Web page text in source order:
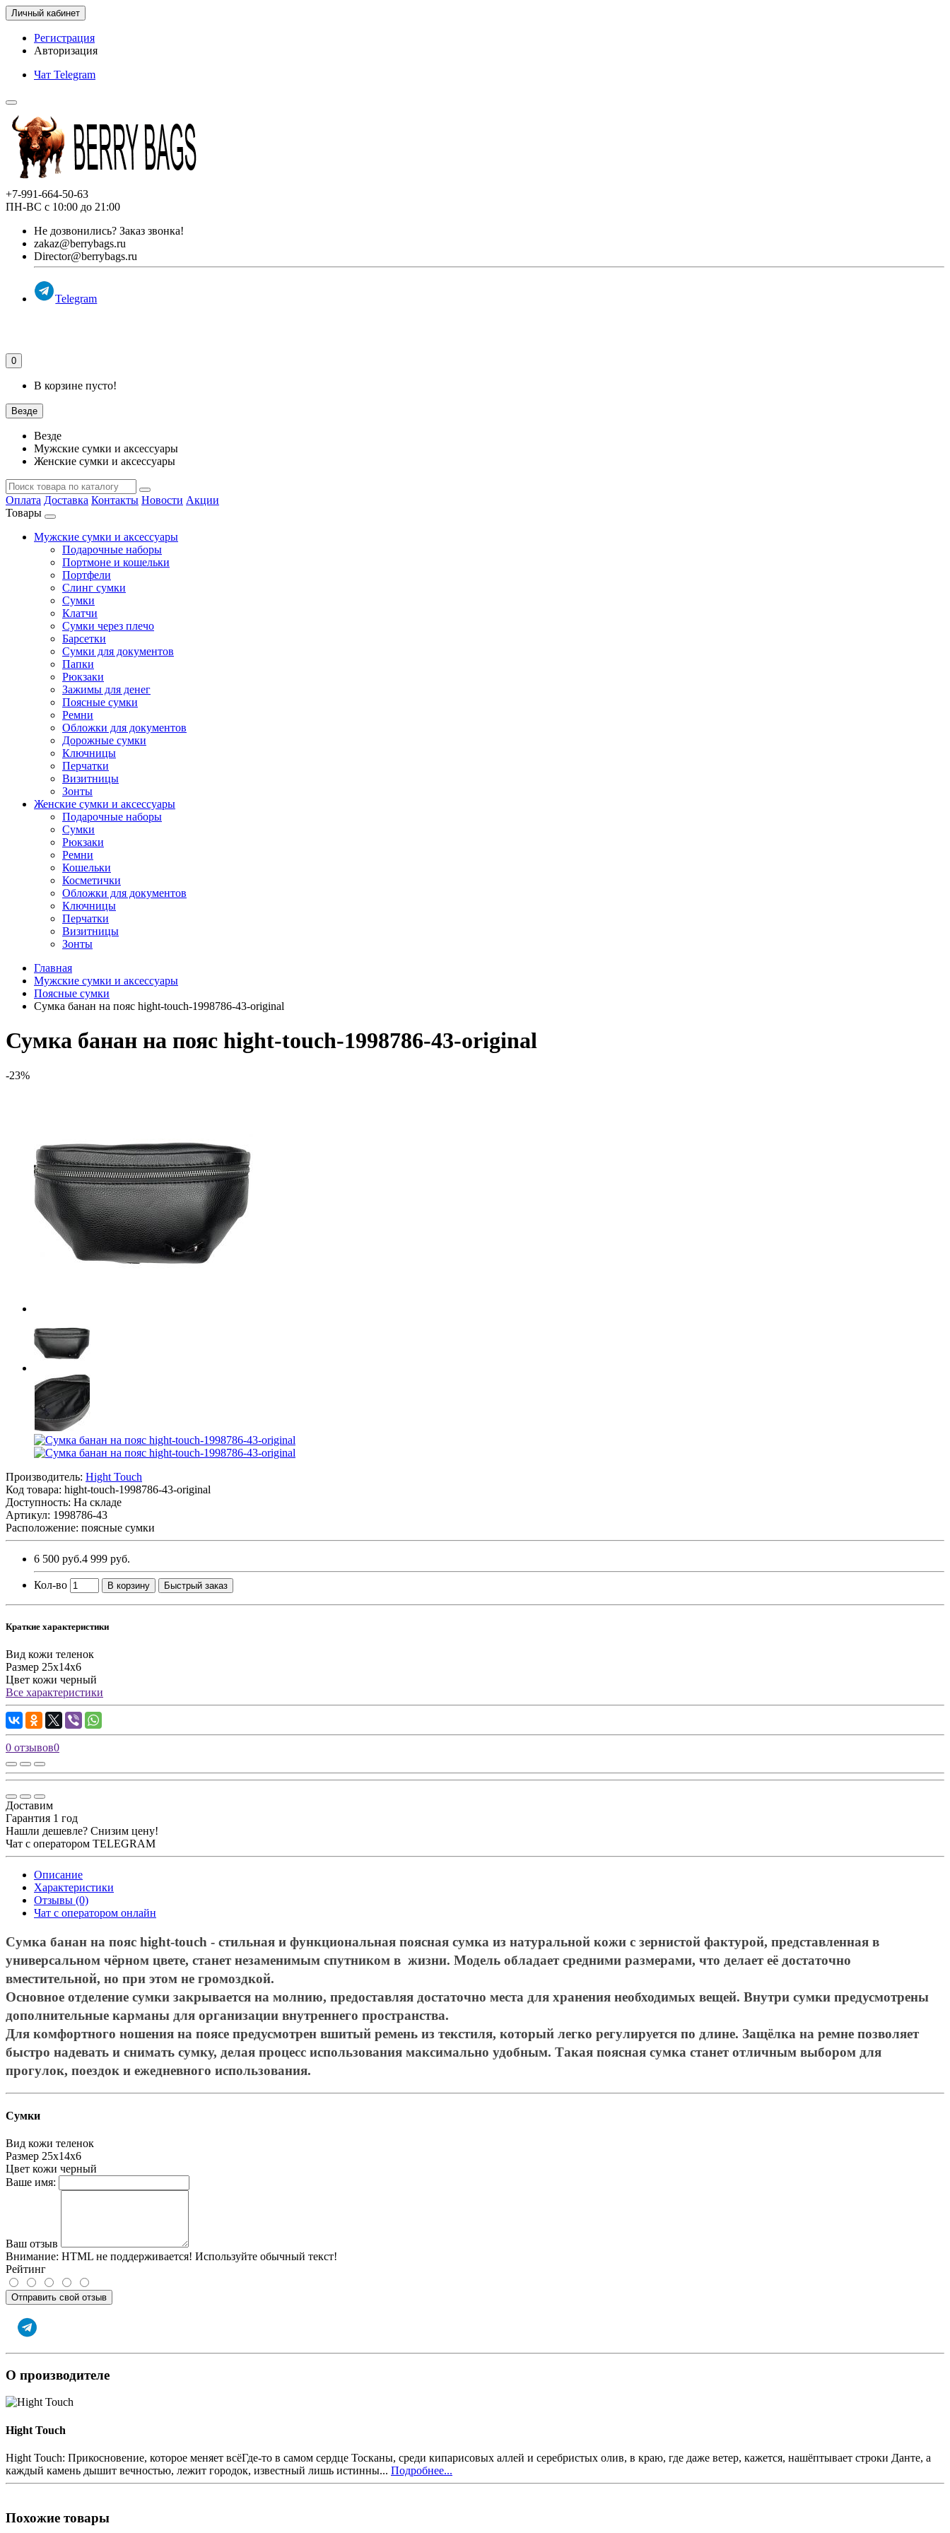
Личный кабинет
Регистрация
Авторизация
Чат Telegram
+7-991-664-50-63
ПН-ВС с 10:00 до 21:00
Не дозвонились? Заказ звонка!
zakaz@berrybags.ru
Director@berrybags.ru
Telegram
0
В корзине пусто!
Везде
Везде
Мужские сумки и аксессуары
Женские сумки и аксессуары
Оплата Доставка Контакты Новости Акции
Товары
Мужские сумки и аксессуары
Подарочные наборы
Портмоне и кошельки
Портфели
Слинг сумки
Сумки
Клатчи
Сумки через плечо
Барсетки
Сумки для документов
Папки
Рюкзаки
Зажимы для денег
Поясные сумки
Ремни
Обложки для документов
Дорожные сумки
Ключницы
Перчатки
Визитницы
Зонты
Женские сумки и аксессуары
Подарочные наборы
Сумки
Рюкзаки
Ремни
Кошельки
Косметички
Обложки для документов
Ключницы
Перчатки
Визитницы
Зонты
Главная
Мужские сумки и аксессуары
Поясные сумки
Сумка банан на пояс hight-touch-1998786-43-original
Сумка банан на пояс hight-touch-1998786-43-original
-23%
Производитель: Hight Touch
Код товара: hight-touch-1998786-43-original
Доступность: На складе
Артикул: 1998786-43
Расположение: поясные сумки
6 500 руб.4 999 руб.
Кол-во В корзину Быстрый заказ
Краткие характеристики
Вид кожи теленок
Размер 25х14х6
Цвет кожи черный
Все характеристики
0 отзывов0
Доставим
Гарантия 1 год
Нашли дешевле? Снизим цену!
Чат с оператором TELEGRAM
Описание
Характеристики
Отзывы (0)
Чат с оператором онлайн
Сумка банан на пояс hight-touch - стильная и функциональная поясная сумка из натуральной кожи с зернистой фактурой, представленная в
универсальном чёрном цвете, станет незаменимым спутником в жизни. Модель обладает средними размерами, что делает её достаточно
вместительной, но при этом не громоздкой.
Основное отделение сумки закрывается на молнию, предоставляя достаточно места для хранения необходимых вещей. Внутри сумки предусмотрены
дополнительные карманы для организации внутреннего пространства.
Для комфортного ношения на поясе предусмотрен вшитый ремень из текстиля, который легко регулируется по длине. Защёлка на ремне позволяет
быстро надевать и снимать сумку, делая процесс использования максимально удобным. Такая поясная сумка станет отличным выбором для
прогулок, поездок и ежедневного использования.
Сумки
Вид кожи теленок
Размер 25х14х6
Цвет кожи черный
Ваше имя:
Ваш отзыв
Внимание: HTML не поддерживается! Используйте обычный текст!
Рейтинг
Отправить свой отзыв
О производителе
Hight Touch
Hight Touch: Прикосновение, которое меняет всёГде-то в самом сердце Тосканы, среди кипарисовых аллей и серебристых олив, в краю, где даже ветер, кажется, нашёптывает строки Данте, а
каждый камень дышит вечностью, лежит городок, известный лишь истинны... Подробнее...
Похожие товары